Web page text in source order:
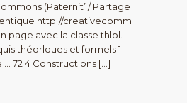
(Paternit’ / Partage
http://creativecomm
page avec la classe thlpl.
théorlques et formels 1
72 4 Constructions […]